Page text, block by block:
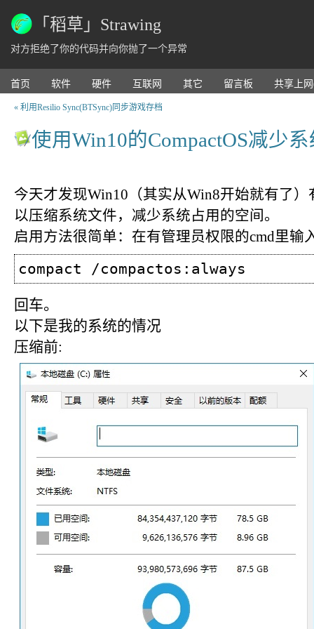
「稻草」Strawing
对方拒绝了你的代码并向你抛了一个异常
首页 软件 硬件 互联网 其它 留言板 共享上
« 利用Resilio Sync(BTSync)同步游戏存档
使用Win10的CompactOS减少
今天才发现Win10（其实从Win8开始就有了）
以压缩系统文件，减少系统占用的空间。
启用方法很简单：在有管理员权限的cmd里输
compact /compactos:always
回车。
以下是我的系统的情况
压缩前: